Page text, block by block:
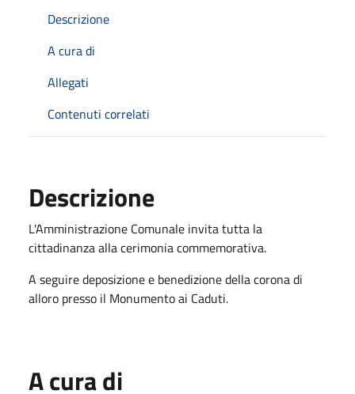
Descrizione
A cura di
Allegati
Contenuti correlati
Descrizione
L'Amministrazione Comunale invita tutta la
cittadinanza alla cerimonia commemorativa.
A seguire deposizione e benedizione della corona di
alloro presso il Monumento ai Caduti.
A cura di